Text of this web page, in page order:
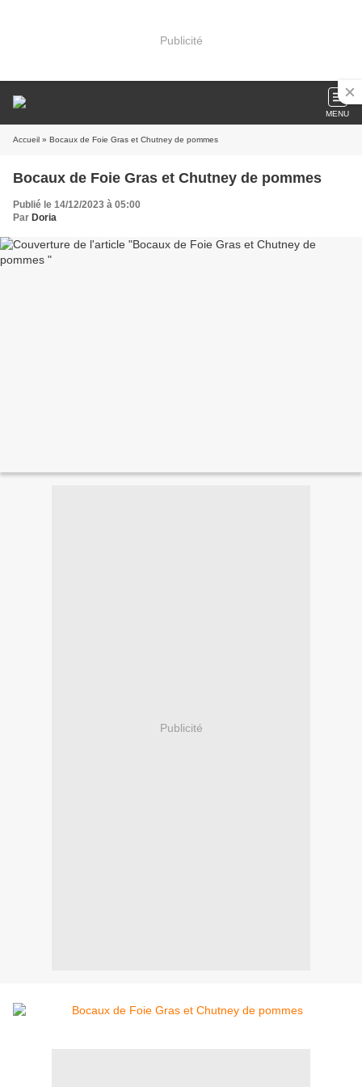
Publicité
MENU
Accueil » Bocaux de Foie Gras et Chutney de pommes
Bocaux de Foie Gras et Chutney de pommes
Publié le 14/12/2023 à 05:00
Par Doria
Publicité